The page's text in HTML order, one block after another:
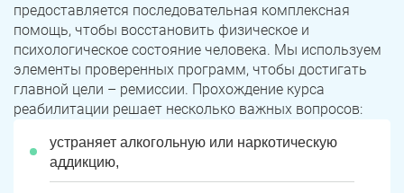
предоставляется последовательная комплексная
помощь, чтобы восстановить физическое и
психологическое состояние человека. Мы используем
элементы проверенных программ, чтобы достигать
главной цели – ремиссии. Прохождение курса
реабилитации решает несколько важных вопросов:
устраняет алкогольную или наркотическую
аддикцию,